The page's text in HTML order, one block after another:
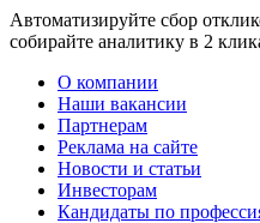
Автоматизируйте сбор
собирайте аналитику в 2
О компании
Наши вакансии
Партнерам
Реклама на сайте
Новости и статьи
Инвесторам
Кандидаты по